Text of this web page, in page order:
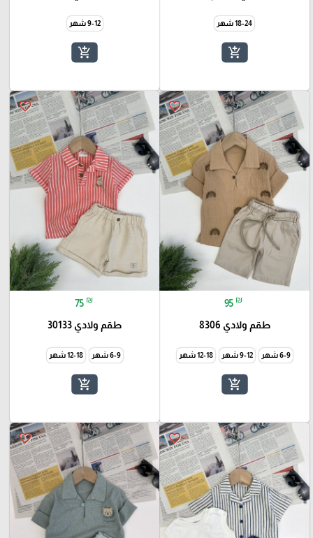
18-24 شهر
add_shopping_cart
9-12 شهر
add_shopping_cart
favorite_border
95 ₪
طقم ولادي 8306
6-9 شهر 9-12 شهر 12-18 شهر
add_shopping_cart
favorite_border
75 ₪
طقم ولادي 30133
6-9 شهر 12-18 شهر
add_shopping_cart
favorite_border
favorite_border